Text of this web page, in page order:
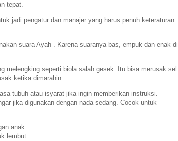
tepat.
jadi pengatur dan manajer yang harus penuh keteraturan
suara Ayah . Karena suaranya bas, empuk dan enak di
melengking seperti biola salah gesek. Itu bisa merusak sel
ketika dimarahin
tubuh atau isyarat jika ingin memberikan instruksi.
anak:
lembut.